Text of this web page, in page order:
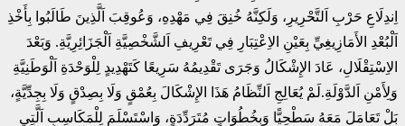
اِندِلَاعِ حَرْبِ اَلتَّحْرِيرِ، وَلَكِنَّهُ خُنِقَ فِي مَهْدِهِ، وَعُوقِبَ اَلَّذِينَ طَالَبُوا بِأَخْذِ
اَلْبُعْدِ الأَمَازِيغِيِّ بِعَيْنِ الاِعْتِبَارِ فِي تَعْرِيفِ اَلشَّخْصِيَّةِ اَلْجَزَائِرِيَّةِ. وَبَعْدَ
الاِسْتِقْلَالِ، عَادَ الإِشْكَالُ وَجَرَى تَقْدِيمُهُ سَرِيعًا كَتَهْدِيدٍ لِلْوَحْدَةِ اَلْوَطَنِيَّةِ
وَلِأَمْنِ اَلدَّوْلَةِ.لَمْ يُعَالِجِ اَلنِّظَامُ هَذَا الإِشْكَالَ بِعُمْقٍ وَلَا بِصِدْقٍ وَلَا بِجِدِّيَّةٍ،
بَلْ تَعَامَلَ مَعَهُ سَطْحِيًّا وَبِخُطُوَاتٍ مُتَرَدِّدَةٍ، وَاسْتَسْلَمَ لِلْمَكَاسِبِ اَلَّتِي